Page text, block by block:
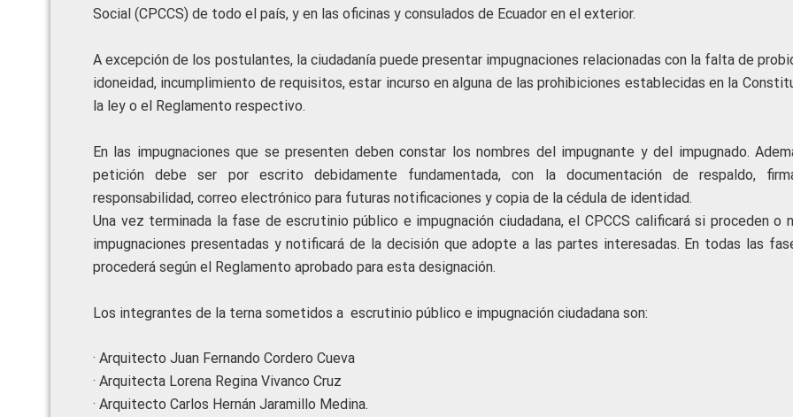
Social (CPCCS) de todo el país, y en las oficinas y consulados de Ecuador en el exterior.
A excepción de los postulantes, la ciudadanía puede presentar impugnaciones relacionadas con la falta de
idoneidad, incumplimiento de requisitos, estar incurso en alguna de las prohibiciones establecidas en la
la ley o el Reglamento respectivo.
En las impugnaciones que se presenten deben constar los nombres del impugnante y del impugnado.
petición debe ser por escrito debidamente fundamentada, con la documentación de respaldo,
responsabilidad, correo electrónico para futuras notificaciones y copia de la cédula de identidad.
Una vez terminada la fase de escrutinio público e impugnación ciudadana, el CPCCS calificará si proceden o
impugnaciones presentadas y notificará de la decisión que adopte a las partes interesadas. En todas las
procederá según el Reglamento aprobado para esta designación.
Los integrantes de la terna sometidos a escrutinio público e impugnación ciudadana son:
· Arquitecto Juan Fernando Cordero Cueva
· Arquitecta Lorena Regina Vivanco Cruz
· Arquitecto Carlos Hernán Jaramillo Medina.